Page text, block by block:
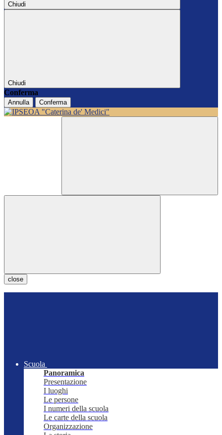
Chiudi
Chiudi
Conferma
Annulla Conferma
close
Scuola
Panoramica
Presentazione
I luoghi
Le persone
I numeri della scuola
Le carte della scuola
Organizzazione